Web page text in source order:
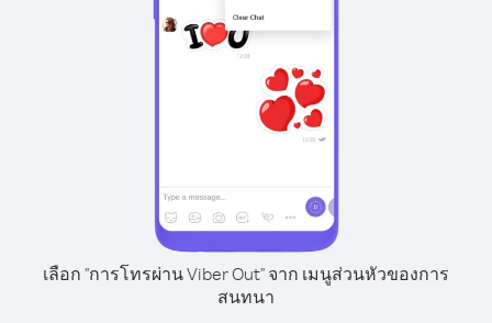
เลือก "การโทรผ่าน Viber Out" จาก เมนูส่วนหัวของการ
สนทนา